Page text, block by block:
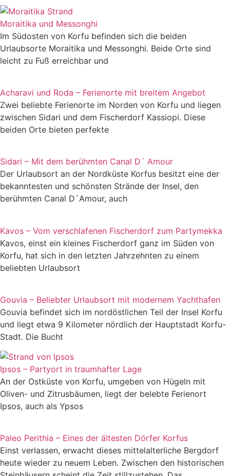
Moraitika und Messonghi
Im Südosten von Korfu befinden sich die beiden
Urlaubsorte Moraitika und Messonghi. Beide Orte sind
leicht zu Fuß erreichbar und
Acharavi und Roda – Ferienorte mit breitem Angebot
Zwei beliebte Ferienorte im Norden von Korfu und liegen
zwischen Sidari und dem Fischerdorf Kassiopi. Diese
beiden Orte bieten perfekte
Sidari – Mit dem berühmten Canal D´ Amour
Der Urlaubsort an der Nordküste Korfus besitzt eine der
bekanntesten und schönsten Strände der Insel, den
berühmten Canal D´Amour, auch
Kavos – Vom verschlafenen Fischerdorf zum Partymekka
Kavos, einst ein kleines Fischerdorf ganz im Süden von
Korfu, hat sich in den letzten Jahrzehnten zu einem
beliebten Urlaubsort
Gouvia – Beliebter Urlaubsort mit modernem Yachthafen
Gouvia befindet sich im nordöstlichen Teil der Insel Korfu
und liegt etwa 9 Kilometer nördlich der Hauptstadt Korfu-
Stadt. Die Bucht
Ipsos – Partyort in traumhafter Lage
An der Ostküste von Korfu, umgeben von Hügeln mit
Oliven- und Zitrusbäumen, liegt der belebte Ferienort
Ipsos, auch als Ypsos
Paleo Perithia – Eines der ältesten Dörfer Korfus
Einst verlassen, erwacht dieses mittelalterliche Bergdorf
heute wieder zu neuem Leben. Zwischen den historischen